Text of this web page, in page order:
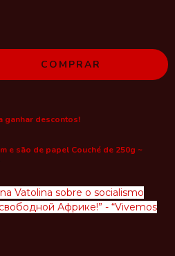
ganhar descontos!
e são de papel Couché de 250g ~
Vatolina sobre o socialismo
Африке!” - “Vivemos